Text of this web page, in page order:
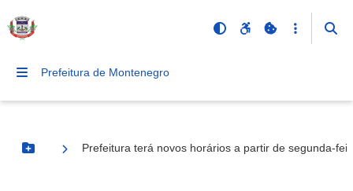
Prefeitura de Montenegro
Botão Menu
Prefeitura terá novos horários a partir de segunda-